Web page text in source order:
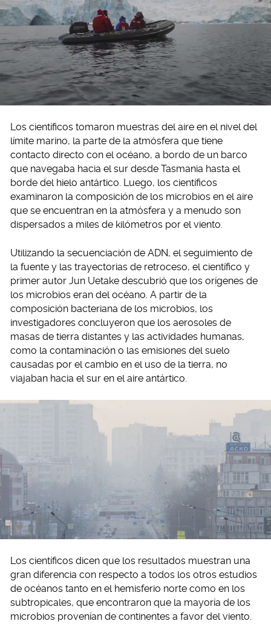
Los científicos tomaron muestras del aire en el nivel del
límite marino, la parte de la atmósfera que tiene
contacto directo con el océano, a bordo de un barco
que navegaba hacia el sur desde Tasmania hasta el
borde del hielo antártico. Luego, los científicos
examinaron la composición de los microbios en el aire
que se encuentran en la atmósfera y a menudo son
dispersados a miles de kilómetros por el viento.
Utilizando la secuenciación de ADN, el seguimiento de
la fuente y las trayectorias de retroceso, el científico y
primer autor Jun Uetake descubrió que los orígenes de
los microbios eran del océano. A partir de la
composición bacteriana de los microbios, los
investigadores concluyeron que los aerosoles de
masas de tierra distantes y las actividades humanas,
como la contaminación o las emisiones del suelo
causadas por el cambio en el uso de la tierra, no
viajaban hacia el sur en el aire antártico.
Los científicos dicen que los resultados muestran una
gran diferencia con respecto a todos los otros estudios
de océanos tanto en el hemisferio norte como en los
subtropicales, que encontraron que la mayoría de los
microbios provenían de continentes a favor del viento.